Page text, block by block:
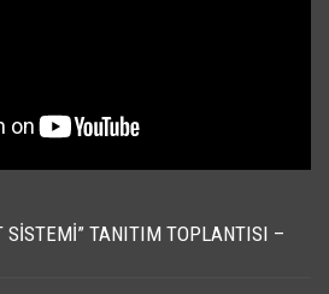
SISTEMI” TANITIM TOPLANTISI –